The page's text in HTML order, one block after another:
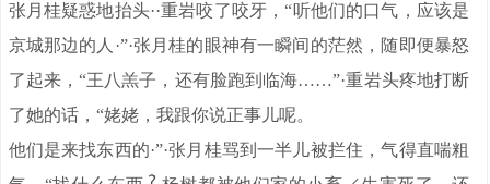
张月桂疑惑地抬头··重岩咬了咬牙，“听他们的口气，应该是
京城那边的人·”·张月桂的眼神有一瞬间的茫然，随即便暴怒
了起来，“王八羔子，还有脸跑到临海……”·重岩头疼地打断
了她的话，“姥姥，我跟你说正事儿呢。
他们是来找东西的·”·张月桂骂到一半儿被拦住，气得直喘粗